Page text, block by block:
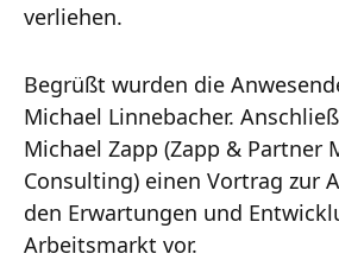
verliehen.
Begrüßt wurden die
Michael Linnebacher.
Michael Zapp (Zapp & Partner
Consulting) einen Vortrag zur
den Erwartungen und
Arbeitsmarkt vor.